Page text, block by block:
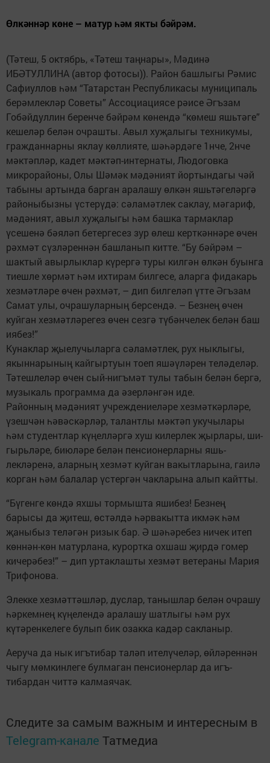
Өлкәннәр көне – матур һәм якты бәйрәм.
(Тәтеш, 5 октябрь, «Тәтеш таңнары», Мәдинә
ИБӘТУЛЛИНА (автор фотосы)). Район башлыгы Рәмис
Сафиуллов һәм “Татарстан Республикасы муниципаль
берәмлекләр Советы” Ассоциациясе рәисе Әгъзам
Гобәйдуллин беренче бәйрәм көнендә “көмеш яшьтәге”
кешеләр белән очрашты. Авыл хуҗалыгы техникумы,
гражданнарны яклау көллияте, шәһәрдәге 1нче, 2нче
мәктәпләр, кадет мәктәп-интернаты, Людоговка
микрорайоны, Олы Шәмәк мәдәният йортындагы чәй
табыны артында барган аралашу өлкән яшьтәгеләргә
районыбызны үстерүдә: сәламәтлек сак­лау, мәгариф,
мәдәният, авыл хуҗалыгы һәм башка тармаклар
үсешенә бәяләп бетергесез зур өлеш керткәннәре өчен
рәхмәт сүзләреннән башланып китте. “Бу бәйрәм –
шактый авырлыклар күрергә туры килгән өлкән буынга
тиеш­ле хөрмәт һәм ихтирам билгесе, аларга фидакарь
хезмәтләре өчен рәхмәт, – дип билгеләп үтте Әгъзам
Самат улы, очрашуларның берсендә. – Безнең өчен
куйган хезмәтләрегез өчен сезгә түбәнчелек белән баш
иябез!”
Кунаклар җыелучыларга сәламәтлек, рух нык­лы­гы,
якыннарының кайгыр­туын тоеп яшәүләрен те­лә­деләр.
Тәтешлеләр өчен сый-нигъ­­мәт тулы табын белән бергә,
музыкаль программа да әзерләнгән иде.
Районның мәдәният учреж­де­ние­ләре хез­мәт­кәрләре,
үзешчән һә­вәс­кәрләр, талантлы мәк­­­тәп укучылары
һәм сту­дент­лар күңелләргә хуш килерлек җырлары, ши­
гырьләре, биюләре белән пенсионерларны яшь­
лекләренә, аларның хезмәт куйган вакытларына, гаилә
корган һәм балалар үстергән чакларына алып кайтты.
“Бүгенге көндә яхшы тормышта яшибез! Безнең
барысы да җитеш, өстәлдә һәрвакытта икмәк һәм
җаныбыз теләгән ризык бар. Ә шәһәребез ничек итеп
көннән-көн матурлана, курортка охшаш җирдә гомер
кичерәбез!” – дип уртаклашты хезмәт ветераны Мария
Трифонова.
Элекке хезмәттәшләр, дус­лар, танышлар белән очрашу
һәркемнең күңелендә аралашу шатлыгы һәм рух
күтәренкелеге булып бик озакка кадәр сак­ланыр.
Аеруча да нык игътибар таләп ителүчеләр, өйләреннән
чыгу мөмкинлеге бул­маган пенсионерлар да игъ­
тибардан читтә калмаячак­.
Следите за самым важным и интересным в
Telegram-канале Татмедиа